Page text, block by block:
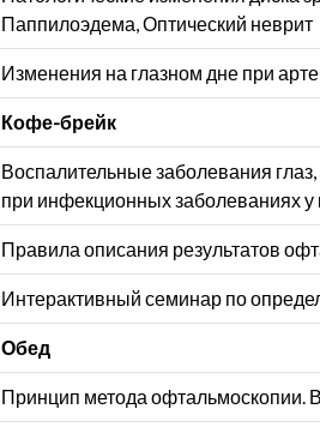
Паппилоэдема, Оптический неврит
Изменения на глазном дне при
Кофе-брейк
Воспалительные заболевания
при инфекционных заболеваниях у
Правила описания результатов
Интерактивный семинар по
Обед
Принцип метода офтальмоскопии.